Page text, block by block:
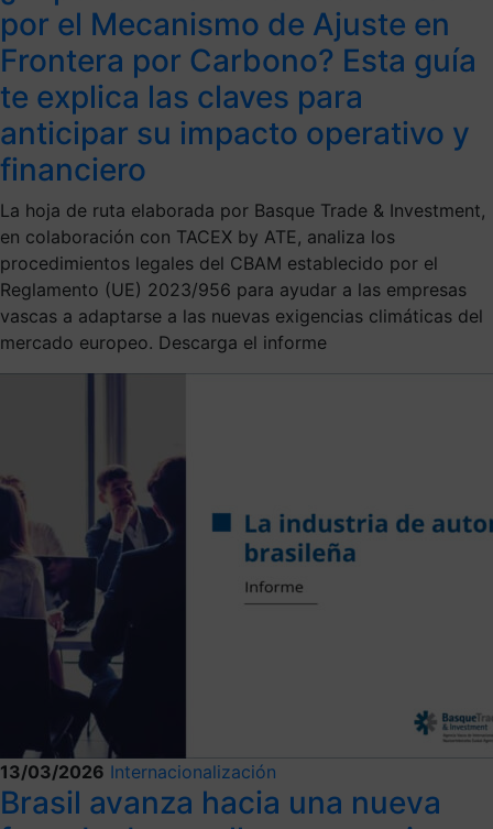
por el Mecanismo de Ajuste en
Frontera por Carbono? Esta guía
te explica las claves para
anticipar su impacto operativo y
financiero
La hoja de ruta elaborada por Basque Trade & Investment,
en colaboración con TACEX by ATE, analiza los
procedimientos legales del CBAM establecido por el
Reglamento (UE) 2023/956 para ayudar a las empresas
vascas a adaptarse a las nuevas exigencias climáticas del
mercado europeo. Descarga el informe
13/03/2026 Internacionalización
Brasil avanza hacia una nueva